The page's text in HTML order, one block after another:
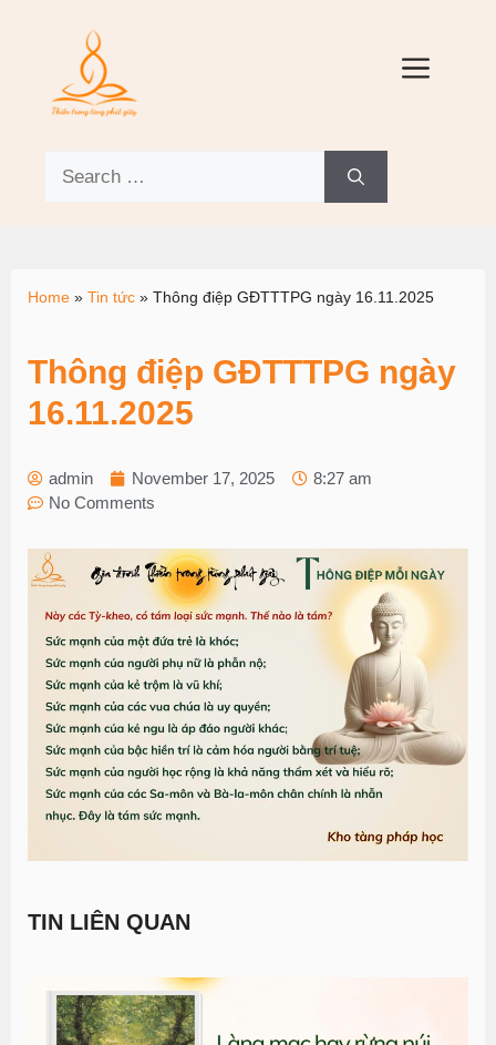
Home » Tin tức » Thông điệp GĐTTTPG ngày 16.11.2025
Thông điệp GĐTTTPG ngày
16.11.2025
admin November 17, 2025
8:27 am
No Comments
TIN LIÊN QUAN